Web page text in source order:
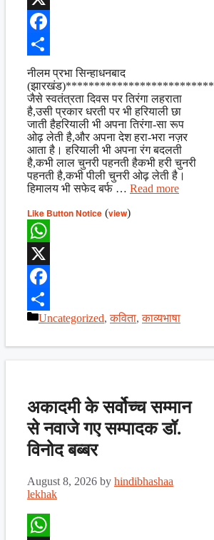
X
Facebook
Share
नीलम प्रभा सिन्हाधनबाद
जैसे स्वतंत्रता दिवस पर तिरंगा लहराता
है,उसी प्रकार धरती पर भी हरियाली छा
जाती हैहरियाली भी अपना तिरंगा-सा रूप
ओढ़ लेती है,और अपना देश हरा-भरा नज़र
आता है। हरियाली भी अपना रंग बदलती
है,कभी लाल चुनरी पहनती हैकभी हरी चुनरी
पहनती है,कभी पीली चुनरी ओढ़ लेती है।
हिमालय भी सफेद बर्फ … Read more
Like Button Notice (view)
WhatsApp
X
Facebook
Share
Categories
Uncategorized,कविता,काव्यभाषा
अकादमी के सर्वोच्च सम्मान
से नवाजे गए सम्पादक डॉ.
विनोद बब्बर
August 8, 2026 by hindibhashaa
lekhak